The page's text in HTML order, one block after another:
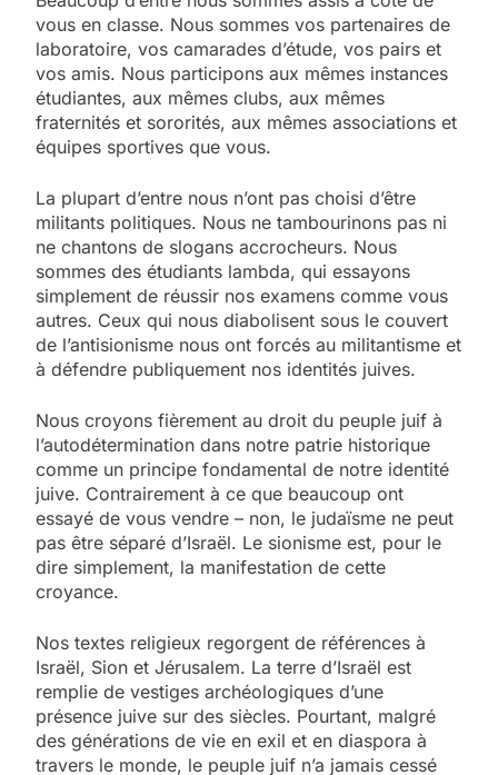
vous en classe. Nous sommes vos partenaires de
laboratoire, vos camarades d’étude, vos pairs et
vos amis. Nous participons aux mêmes instances
étudiantes, aux mêmes clubs, aux mêmes
fraternités et sororités, aux mêmes associations et
équipes sportives que vous.
La plupart d’entre nous n’ont pas choisi d’être
militants politiques. Nous ne tambourinons pas ni
ne chantons de slogans accrocheurs. Nous
sommes des étudiants lambda, qui essayons
simplement de réussir nos examens comme vous
autres. Ceux qui nous diabolisent sous le couvert
de l’antisionisme nous ont forcés au militantisme et
à défendre publiquement nos identités juives.
Nous croyons fièrement au droit du peuple juif à
l’autodétermination dans notre patrie historique
comme un principe fondamental de notre identité
juive. Contrairement à ce que beaucoup ont
essayé de vous vendre – non, le judaïsme ne peut
pas être séparé d’Israël. Le sionisme est, pour le
dire simplement, la manifestation de cette
croyance.
Nos textes religieux regorgent de références à
Israël, Sion et Jérusalem. La terre d’Israël est
remplie de vestiges archéologiques d’une
présence juive sur des siècles. Pourtant, malgré
des générations de vie en exil et en diaspora à
travers le monde, le peuple juif n’a jamais cessé